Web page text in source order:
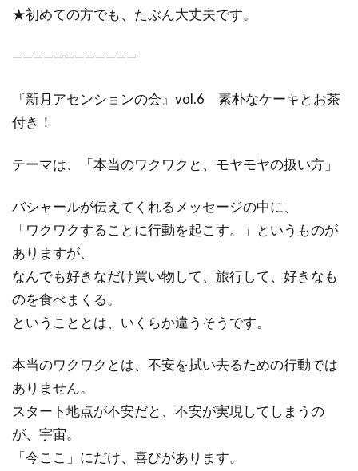
★初めての方でも、たぶん大丈夫です。
————————————
『新月アセンションの会』vol.6 素朴なケーキとお茶
付き！
テーマは、「本当のワクワクと、モヤモヤの扱い方」
バシャールが伝えてくれるメッセージの中に、
「ワクワクすることに行動を起こす。」というものが
ありますが、
なんでも好きなだけ買い物して、旅行して、好きなも
のを食べまくる。
ということとは、いくらか違うそうです。
本当のワクワクとは、不安を拭い去るための行動では
ありません。
スタート地点が不安だと、不安が実現してしまうの
が、宇宙。
「今ここ」にだけ、喜びがあります。